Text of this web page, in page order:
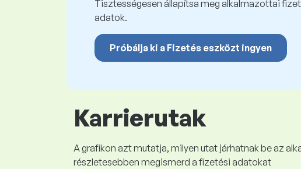
Tisztességesen állapítsa meg alkalmazottai
adatok.
Próbálja ki a Fizetés eszközt ingyen
Karrierutak
A grafikon azt mutatja, milyen utat járhatnak be az
részletesebben megismerd a fizetési adatokat